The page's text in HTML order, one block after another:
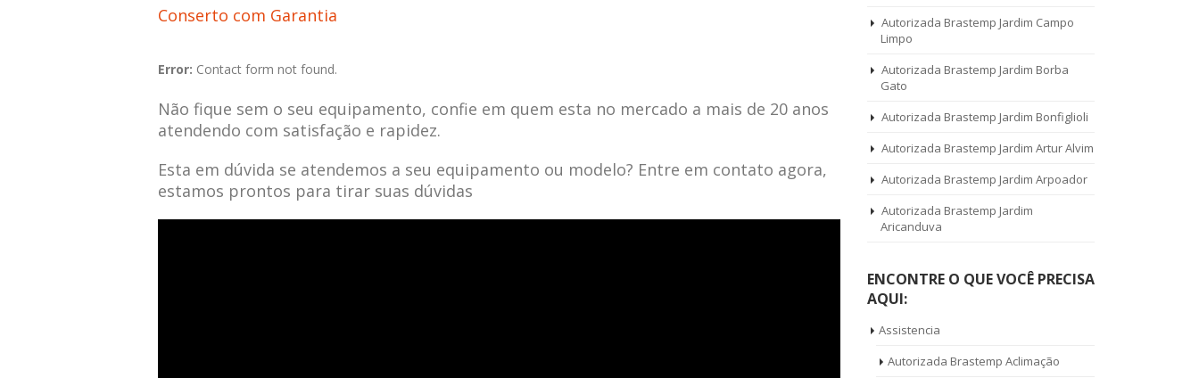
Conserto com Garantia
Error: Contact form not found.
Não fique sem o seu equipamento, confie em quem esta no mercado a mais de 20 anos
atendendo com satisfação e rapidez.
Esta em dúvida se atendemos a seu equipamento ou modelo? Entre em contato agora,
estamos prontos para tirar suas dúvidas
Autorizada Brastemp Jardim Campo
Limpo
Autorizada Brastemp Jardim Borba
Gato
Autorizada Brastemp Jardim Bonfiglioli
Autorizada Brastemp Jardim Artur Alvim
Autorizada Brastemp Jardim Arpoador
Autorizada Brastemp Jardim
Aricanduva
ENCONTRE O QUE VOCÊ PRECISA
AQUI:
Assistencia
Autorizada Brastemp Aclimação